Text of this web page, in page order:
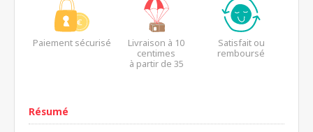
Paiement sécurisé
Livraison à 10
centimes
à partir de 35
Satisfait ou
remboursé
Résumé